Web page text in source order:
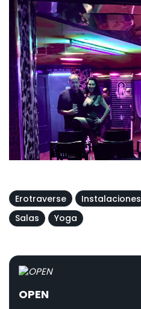
Erotraverse Instalaciones
Salas
Yoga
OPEN